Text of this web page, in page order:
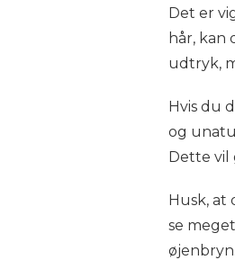
Det er
hår, kan
udtryk,
Hvis du
og
Dette vil
Husk, at
se